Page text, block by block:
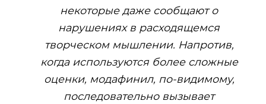
некоторые даже сообщают о
нарушениях в расходящемся
творческом мышлении. Напротив,
когда используются более сложные
оценки, модафинил, по-видимому,
последовательно вызывает